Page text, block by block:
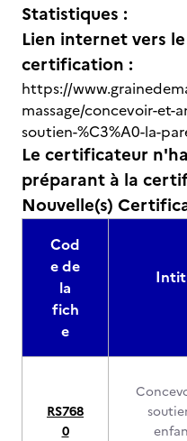
Statistiques :
Lien internet vers
certification :
https://
massage/concevoir-et-
soutien-%C3%A0-la-
Le certificateur
préparant à la
Nouvelle(s)
Cod
e de
la
fich
e
RS768
0